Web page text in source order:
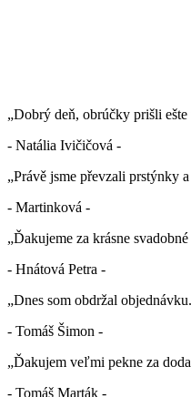
„Dobrý deň, obrúčky prišli
- Natália Ivičičová -
„Právě jsme převzali prstýnky
- Martinková -
„Ďakujeme za krásne
- Hnátová Petra -
„Dnes som obdržal
- Tomáš Šimon -
„Ďakujem veľmi pekne za
- Tomáš Marták -